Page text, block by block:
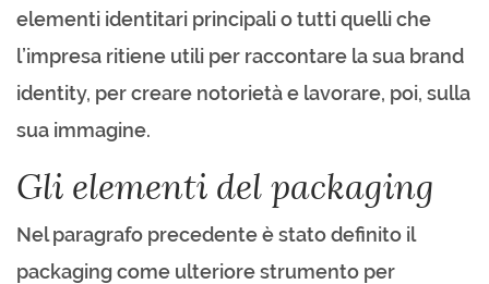
elementi identitari principali o tutti quelli che
l’impresa ritiene utili per raccontare la sua brand
identity, per creare notorietà e lavorare, poi, sulla
sua immagine.
Gli elementi del packaging
Nel paragrafo precedente è stato definito il
packaging come ulteriore strumento per